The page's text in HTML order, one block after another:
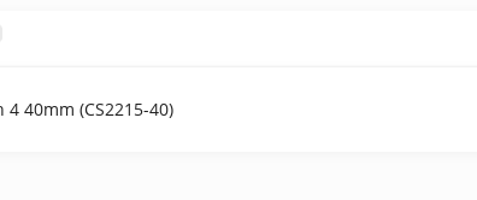
40mm (CS2215-40)